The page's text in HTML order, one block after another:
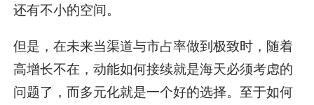
还有不小的空间。
但是，在未来当渠道与市占率做到极致时，随着
高增长不在，动能如何接续就是海天必须考虑的
问题了，而多元化就是一个好的选择。至于如何